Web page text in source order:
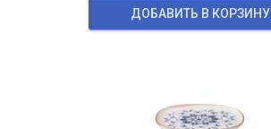
ДОБАВИТЬ В КОРЗИНУ